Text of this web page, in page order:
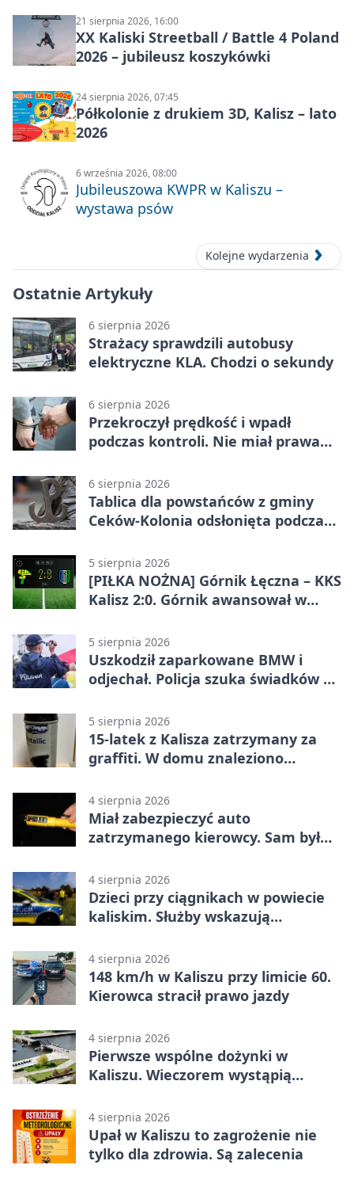
21 sierpnia 2026, 16:00
XX Kaliski Streetball / Battle 4 Poland
2026 – jubileusz koszykówki
24 sierpnia 2026, 07:45
Półkolonie z drukiem 3D, Kalisz – lato
2026
6 września 2026, 08:00
Jubileuszowa KWPR w Kaliszu –
wystawa psów
Kolejne wydarzenia
Ostatnie Artykuły
6 sierpnia 2026
Strażacy sprawdzili autobusy
elektryczne KLA. Chodzi o sekundy
6 sierpnia 2026
Przekroczył prędkość i wpadł
podczas kontroli. Nie miał prawa
6 sierpnia 2026
Tablica dla powstańców z gminy
Ceków-Kolonia odsłonięta podczas
5 sierpnia 2026
[PIŁKA NOŻNA] Górnik Łęczna – KKS
Kalisz 2:0. Górnik awansował w
5 sierpnia 2026
Uszkodził zaparkowane BMW i
odjechał. Policja szuka świadków w
5 sierpnia 2026
15-latek z Kalisza zatrzymany za
graffiti. W domu znaleziono
4 sierpnia 2026
Miał zabezpieczyć auto
zatrzymanego kierowcy. Sam był
4 sierpnia 2026
Dzieci przy ciągnikach w powiecie
kaliskim. Służby wskazują
4 sierpnia 2026
148 km/h w Kaliszu przy limicie 60.
Kierowca stracił prawo jazdy
4 sierpnia 2026
Pierwsze wspólne dożynki w
Kaliszu. Wieczorem wystąpią
4 sierpnia 2026
Upał w Kaliszu to zagrożenie nie
tylko dla zdrowia. Są zalecenia